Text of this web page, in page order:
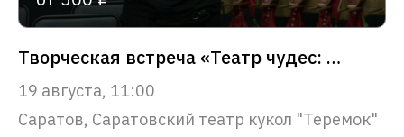
Творческая встреча «Театр чудес: путешествие в сказку»
19 августа, 11:00
Саратов, Саратовский театр кукол "Теремок"